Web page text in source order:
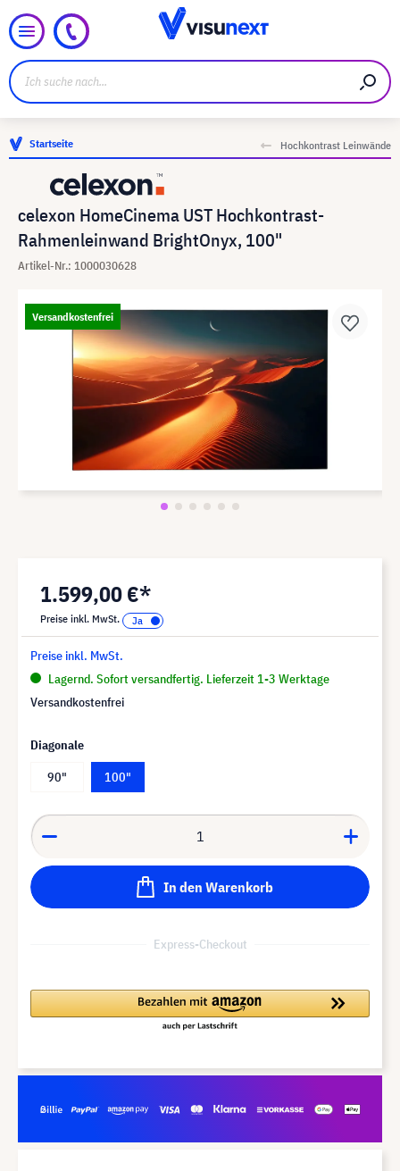
Startseite Hochkontrast Leinwände
celexon HomeCinema UST Hochkontrast-
Rahmenleinwand BrightOnyx, 1​00"
Artikel-Nr.: 1000030628
Versandkostenfrei
1.599,00 €*
Preise inkl. MwSt.
Preise inkl. MwSt.
Lagernd. Sofort versandfertig. Lieferzeit 1-3 Werktage
Versandkostenfrei
Diagonale
90"
100"
In den Warenkorb
Express-Checkout